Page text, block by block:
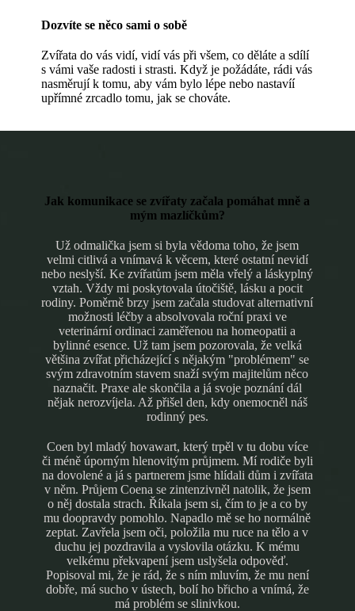
Dozvíte se něco sami o sobě
Zvířata do vás vidí, vidí vás při všem, co děláte a sdílí
s vámi vaše radosti i strasti. Když je požádáte, rádi vás
nasměrují k tomu, aby vám bylo lépe nebo nastavíí
upřímné zrcadlo tomu, jak se chováte.
Jak komunikace se zvířaty začala pomáhat mně a
mým mazlíčkům?
Už odmalička jsem si byla vědoma toho, že jsem
velmi citlivá a vnímavá k věcem, které ostatní nevidí
nebo neslyší. Ke zvířatům jsem měla vřelý a láskyplný
vztah. Vždy mi poskytovala útočiště, lásku a pocit
rodiny. Poměrně brzy jsem začala studovat alternativní
možnosti léčby a absolvovala roční praxi ve
veterinární ordinaci zaměřenou na homeopatii a
bylinné esence. Už tam jsem pozorovala, že velká
většina zvířat přicházející s nějakým "problémem" se
svým zdravotním stavem snaží svým majitelům něco
naznačit. Praxe ale skončila a já svoje poznání dál
nějak nerozvíjela. Až přišel den, kdy onemocněl náš
rodinný pes.
Coen byl mladý hovawart, který trpěl v tu dobu více
či méně úporným hlenovitým průjmem. Mí rodiče byli
na dovolené a já s partnerem jsme hlídali dům i zvířata
v něm. Průjem Coena se zintenzivněl natolik, že jsem
o něj dostala strach. Říkala jsem si, čím to je a co by
mu doopravdy pomohlo. Napadlo mě se ho normálně
zeptat. Zavřela jsem oči, položila mu ruce na tělo a v
duchu jej pozdravila a vyslovila otázku. K mému
velkému překvapení jsem uslyšela odpověď.
Popisoval mi, že je rád, že s ním mluvím, že mu není
dobře, má sucho v ústech, bolí ho břicho a vnímá, že
má problém se slinivkou.